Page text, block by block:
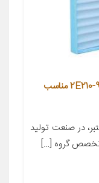
فیلتر کابین فیلتر دم مدل توری کد 97133-2E210 مناسب
در صنعت تولید
تخصص گروه […]